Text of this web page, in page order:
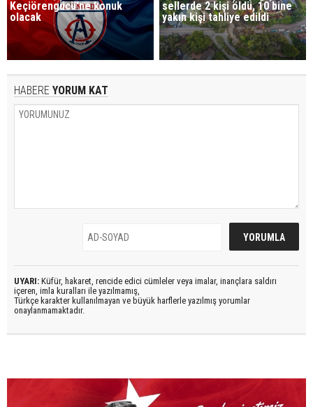
Keçiörengücü'ne konuk
olacak
sellerde 2 kişi öldü, 10 bine
yakın kişi tahliye edildi
HABERE YORUM KAT
UYARI: Küfür, hakaret, rencide edici cümleler veya imalar, inançlara saldırı
içeren, imla kuralları ile yazılmamış,
Türkçe karakter kullanılmayan ve büyük harflerle yazılmış yorumlar
onaylanmamaktadır.